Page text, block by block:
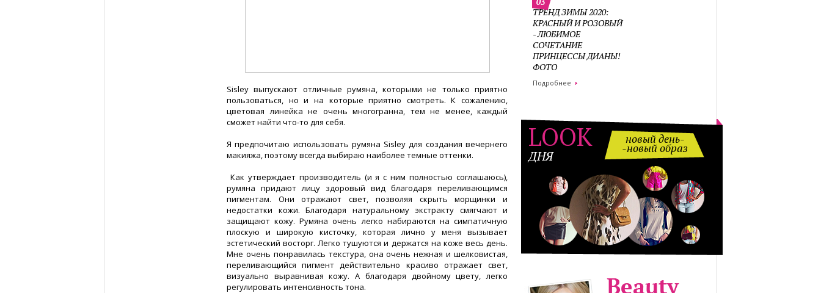
Sisley выпускают отличные румяна, которыми не только приятно
пользоваться, но и на которые приятно смотреть. К сожалению,
цветовая линейка не очень многогранна, тем не менее, каждый
сможет найти что-то для себя.
Я предпочитаю использовать румяна Sisley для создания вечернего
макияжа, поэтому всегда выбираю наиболее темные оттенки.
Как утверждает производитель (и я с ним полностью соглашаюсь),
румяна придают лицу здоровый вид благодаря переливающимся
пигментам. Они отражают свет, позволяя скрыть морщинки и
недостатки кожи. Благодаря натуральному экстракту смягчают и
защищают кожу. Румяна очень легко набираются на симпатичную
плоскую и широкую кисточку, которая лично у меня вызывает
эстетический восторг. Легко тушуются и держатся на коже весь день.
Мне очень понравилась текстура, она очень нежная и шелковистая,
переливающийся пигмент действительно красиво отражает свет,
визуально выравнивая кожу. А благодаря двойному цвету, легко
регулировать интенсивность тона.
ТРЕНД ЗИМЫ 2020:
КРАСНЫЙ И РОЗОВЫЙ
- ЛЮБИМОЕ
СОЧЕТАНИЕ
ПРИНЦЕССЫ ДИАНЫ!
ФОТО
Подробнее
LOOK
ДНЯ
новый день-
-новый образ